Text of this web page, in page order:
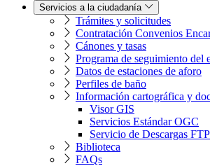
Servicios a la ciudadanía
Trámites y solicitudes
Contratación Convenios
Cánones y tasas
Programa de seguimiento del
Datos de estaciones de aforo
Perfiles de baño
Información cartográfica y
Visor GIS
Servicios Estándar OGC
Servicio de Descargas FTP
Biblioteca
FAQs